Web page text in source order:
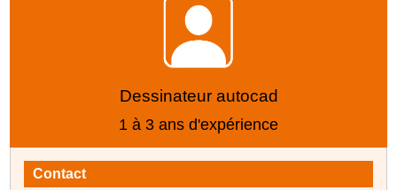
Dessinateur autocad
1 à 3 ans d'expérience
Contact